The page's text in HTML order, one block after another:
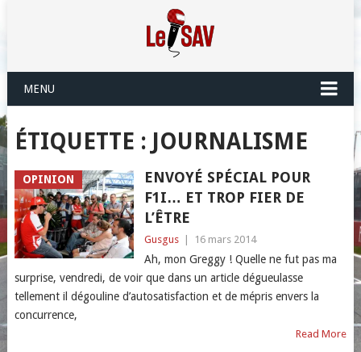
MENU
ÉTIQUETTE : JOURNALISME
OPINION
ENVOYÉ SPÉCIAL POUR
F1I… ET TROP FIER DE
L’ÊTRE
Gusgus 16 mars 2014
Ah, mon Greggy ! Quelle ne fut pas ma
surprise, vendredi, de voir que dans un article dégueulasse
tellement il dégouline d’autosatisfaction et de mépris envers la
concurrence,
Read More